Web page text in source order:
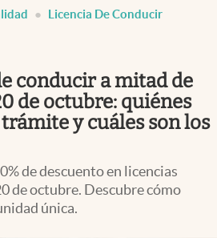
Licencia De Conducir
conducir a mitad de
de octubre: quiénes
y cuáles son los
de descuento en licencias
de octubre. Descubre cómo
única.